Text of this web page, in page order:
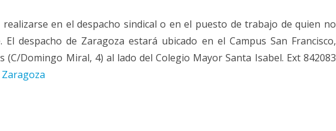
en el despacho sindical o en el puesto de trabajo de quien no
El despacho de Zaragoza estará ubicado en el Campus San Francisco,
(C/Domingo Miral, 4) al lado del Colegio Mayor Santa Isabel. Ext 842083